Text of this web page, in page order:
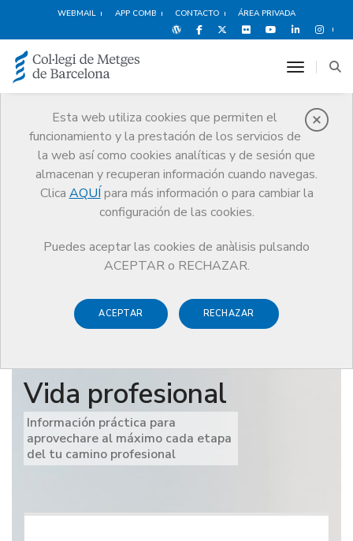
WEBMAIL APP COMB CONTACTO ÁREA PRIVADA
Esta web utiliza cookies que permiten el
funcionamiento y la prestación de los servicios de
la web así como cookies analíticas y de sesión que
almacenan y recuperan información cuando navegas.
Clica AQUÍ para más información o para cambiar la
configuración de las cookies.
Puedes aceptar las cookies de anàlisis pulsando
ACEPTAR o RECHAZAR.
ACEPTAR RECHAZAR
toggle
Orientación
Profesional
Servicios Orientación Profesional Vida profesional
Vida profesional
Información práctica para
aprovechare al máximo cada etapa
del tu camino profesional